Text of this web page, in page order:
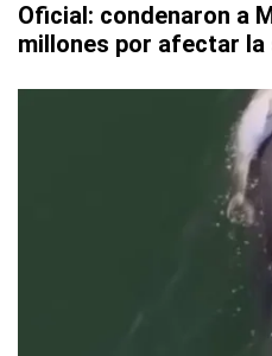
Oficial: condenaron a
millones por afectar la